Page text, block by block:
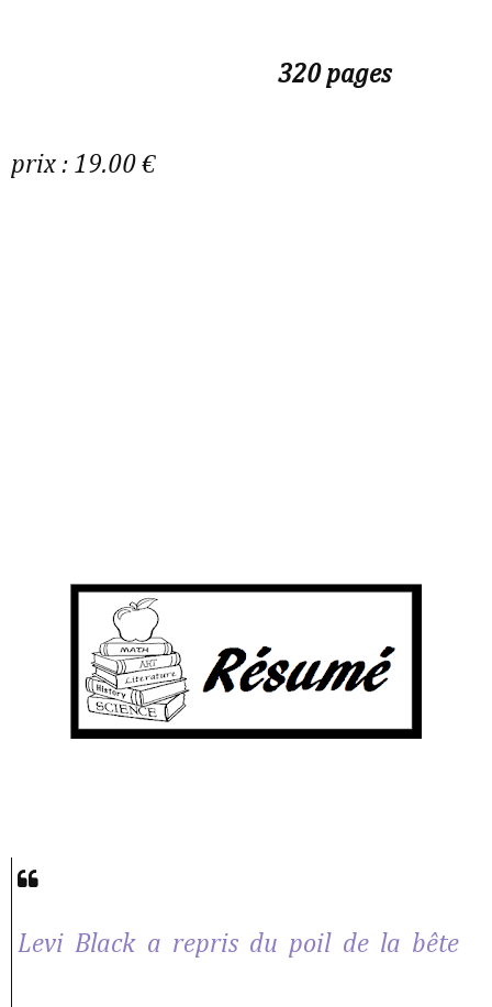
320 pages
prix : 19.00 €
Levi Black a repris du poil de la bête